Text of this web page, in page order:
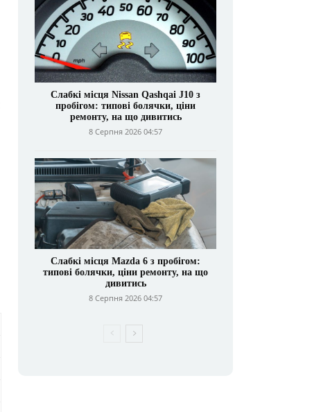
Слабкі місця Nissan Qashqai J10 з
пробігом: типові болячки, ціни
ремонту, на що дивитись
8 Серпня 2026 04:57
Слабкі місця Mazda 6 з пробігом:
типові болячки, ціни ремонту, на що
дивитись
8 Серпня 2026 04:57